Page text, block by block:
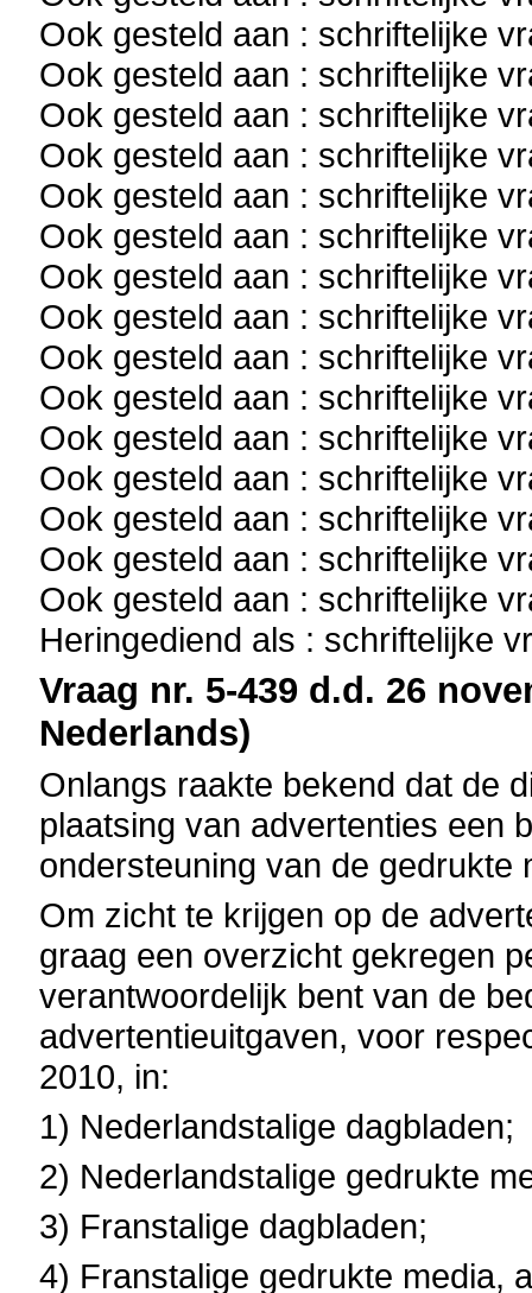
Ook gesteld aan : schriftelijke
Ook gesteld aan : schriftelijke
Ook gesteld aan : schriftelijke
Ook gesteld aan : schriftelijke
Ook gesteld aan : schriftelijke
Ook gesteld aan : schriftelijke
Ook gesteld aan : schriftelijke
Ook gesteld aan : schriftelijke
Ook gesteld aan : schriftelijke
Ook gesteld aan : schriftelijke
Ook gesteld aan : schriftelijke
Ook gesteld aan : schriftelijke
Ook gesteld aan : schriftelijke
Ook gesteld aan : schriftelijke
Ook gesteld aan : schriftelijke
Heringediend als : schriftelijke
Vraag nr. 5-439 d.d. 26
Nederlands)
Onlangs raakte bekend dat de
plaatsing van advertenties een
ondersteuning van de gedrukte
Om zicht te krijgen op de
graag een overzicht gekregen
verantwoordelijk bent van de
advertentieuitgaven, voor
2010, in:
1) Nederlandstalige dagbladen;
2) Nederlandstalige gedrukte
3) Franstalige dagbladen;
4) Franstalige gedrukte media,